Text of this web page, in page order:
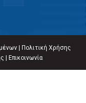
|
Πολιτική Χρήσης
Επικοινωνία